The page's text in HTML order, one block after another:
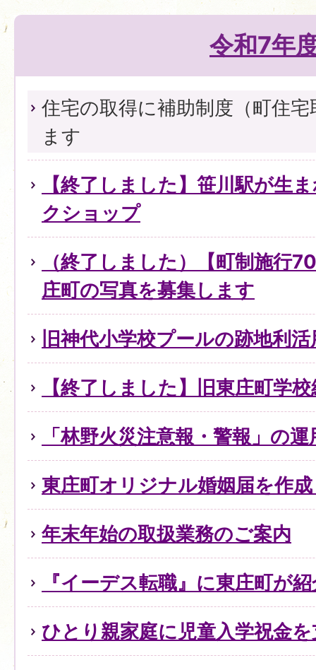
令和7年
住宅の取得に補助制度（町住
ます
【終了しました】笹川駅が生
クショップ
（終了しました）【町制施行
庄町の写真を募集します
旧神代小学校プールの跡地利
【終了しました】旧東庄町学
「林野火災注意報・警報」の
東庄町オリジナル婚姻届を作
年末年始の取扱業務のご案内
『イーデス転職』に東庄町が
ひとり親家庭に児童入学祝金